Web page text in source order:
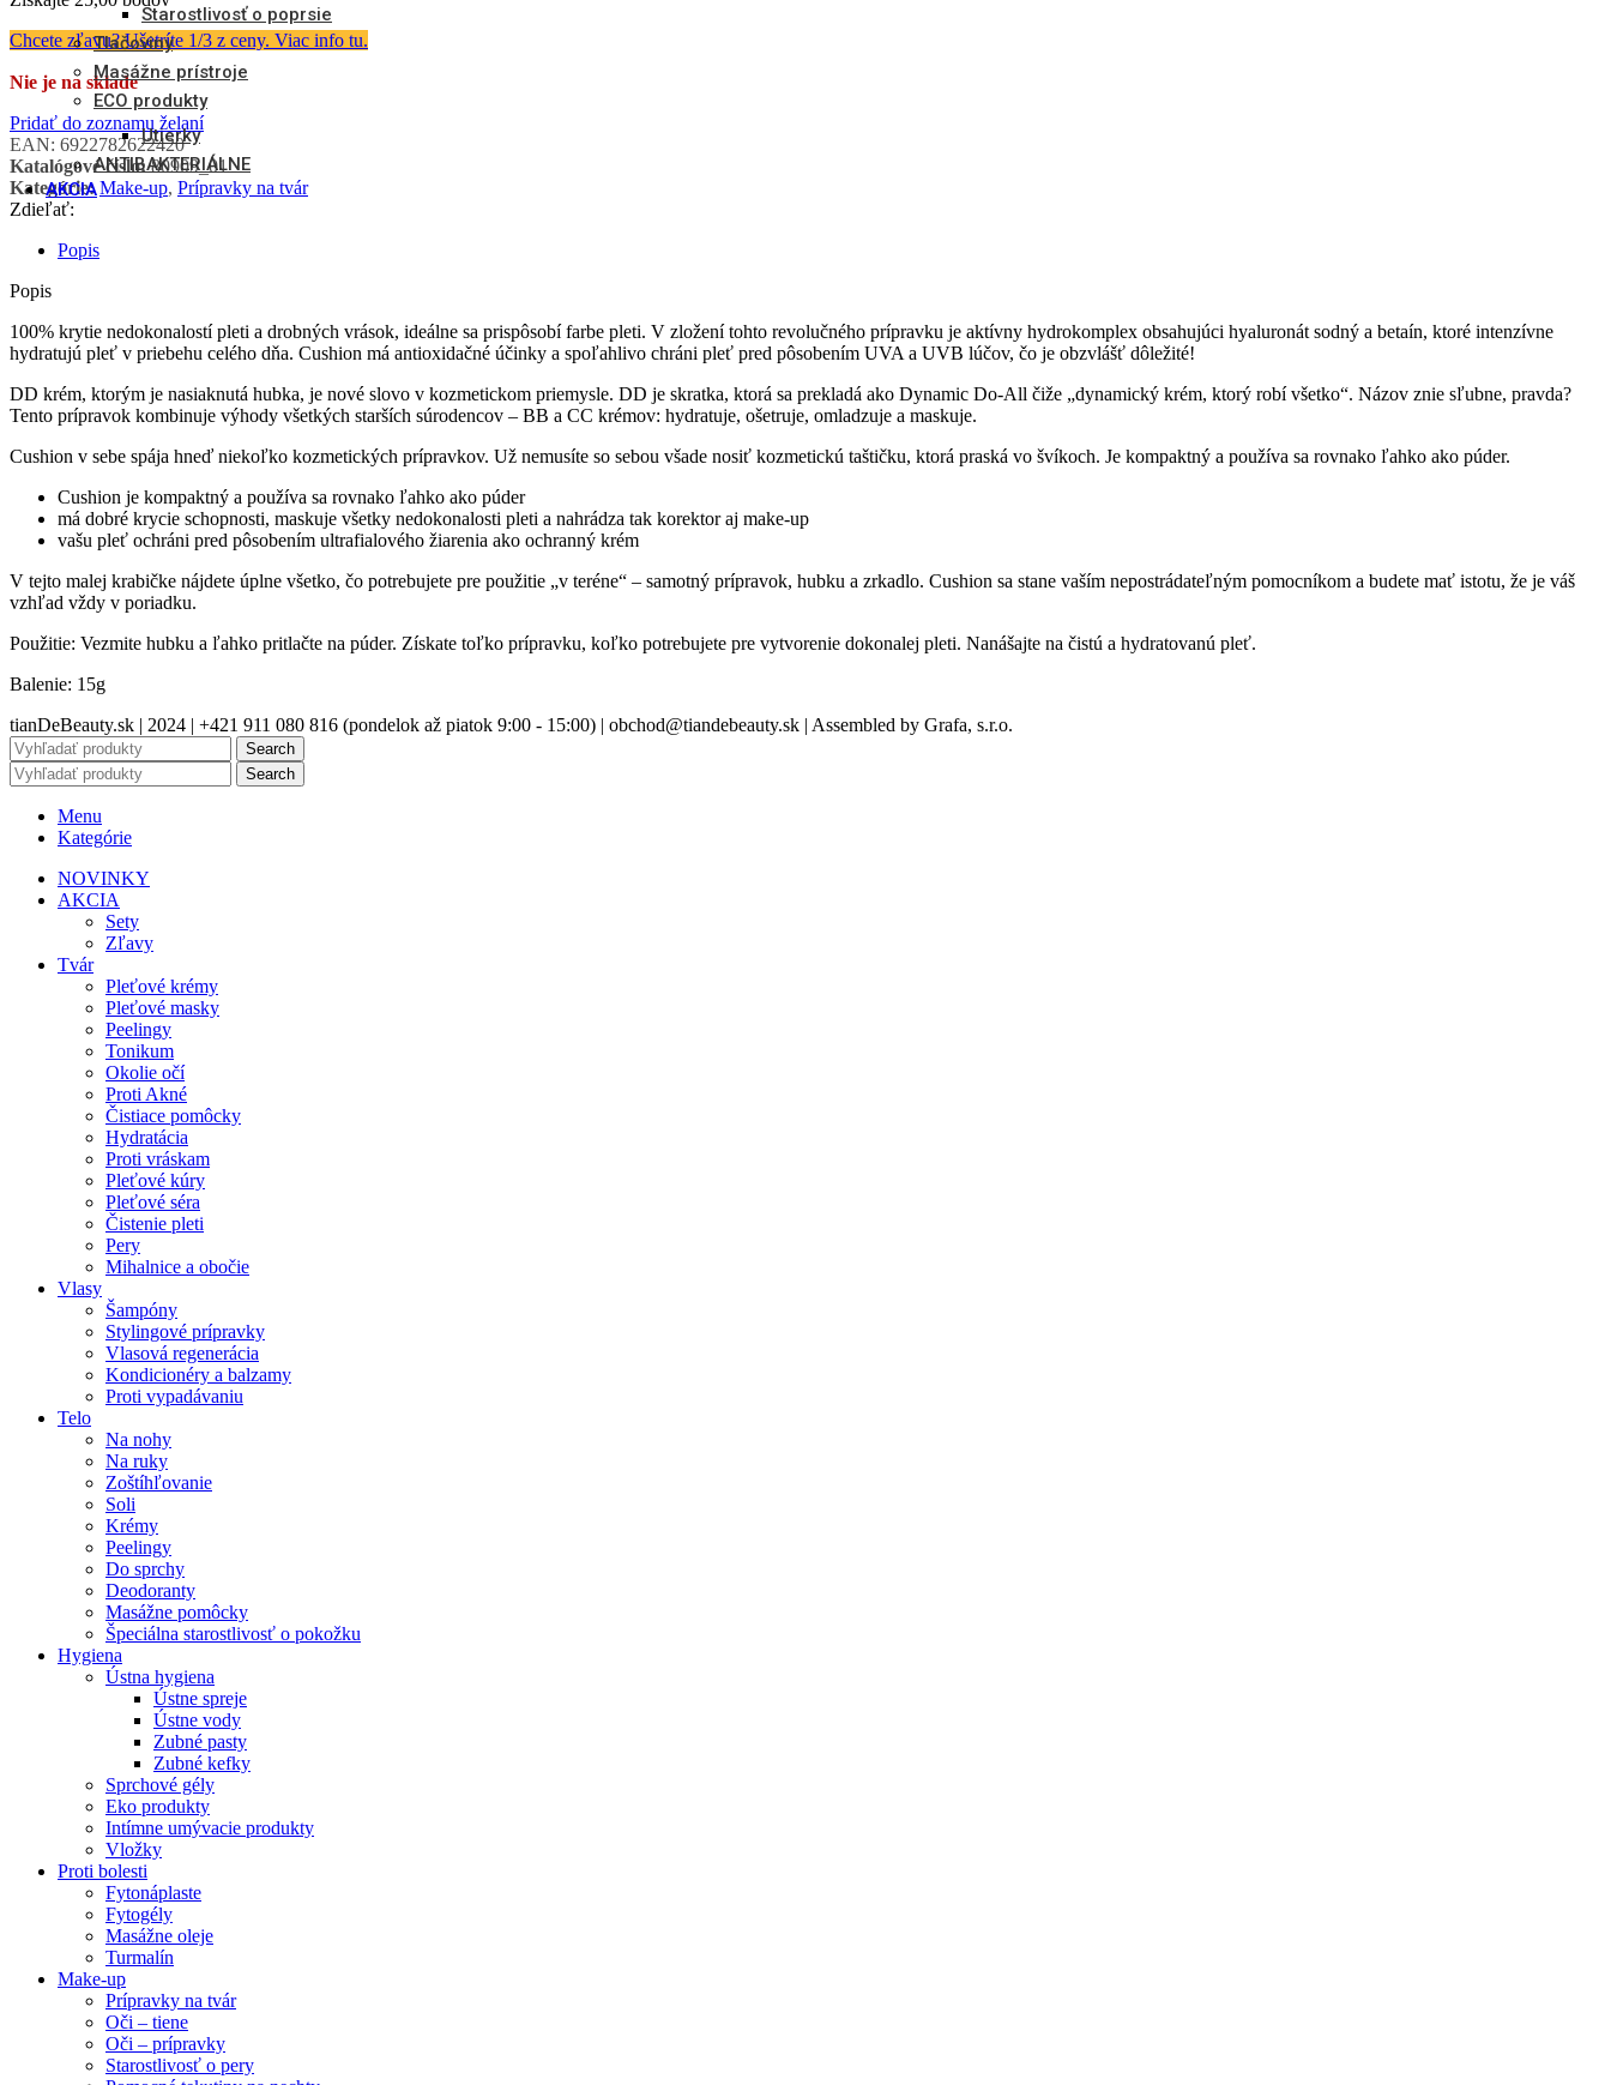
Starostlivosť o poprsie
Tlačoviny
Masážne prístroje
ECO produkty
Utierky
ANTIBAKTERIÁLNE
AKCIA
Chcete zľavu? Ušetríte 1/3 z ceny. Viac info tu.
Nie je na sklade
Pridať do zoznamu želaní
EAN: 6922782622420
Katalógové číslo:80909_01
Kategórie: Make-up, Prípravky na tvár
Zdieľať:
Popis
Popis
100% krytie nedokonalostí pleti a drobných vrások, ideálne sa prispôsobí farbe pleti. V zložení tohto revolučného prípravku je aktívny hydrokomplex obsahujúci hyaluronát sodný a betaín, ktoré intenzívne
hydratujú pleť v priebehu celého dňa. Cushion má antioxidačné účinky a spoľahlivo chráni pleť pred pôsobením UVA a UVB lúčov, čo je obzvlášť dôležité!
DD krém, ktorým je nasiaknutá hubka, je nové slovo v kozmetickom priemysle. DD je skratka, ktorá sa prekladá ako Dynamic Do-All čiže „dynamický krém, ktorý robí všetko“. Názov znie sľubne, pravda?
Tento prípravok kombinuje výhody všetkých starších súrodencov – BB a CC krémov: hydratuje, ošetruje, omladzuje a maskuje.
Cushion v sebe spája hneď niekoľko kozmetických prípravkov. Už nemusíte so sebou všade nosiť kozmetickú taštičku, ktorá praská vo švíkoch. Je kompaktný a používa sa rovnako ľahko ako púder.
Cushion je kompaktný a používa sa rovnako ľahko ako púder
má dobré krycie schopnosti, maskuje všetky nedokonalosti pleti a nahrádza tak korektor aj make-up
vašu pleť ochráni pred pôsobením ultrafialového žiarenia ako ochranný krém
V tejto malej krabičke nájdete úplne všetko, čo potrebujete pre použitie „v teréne“ – samotný prípravok, hubku a zrkadlo. Cushion sa stane vaším nepostrádateľným pomocníkom a budete mať istotu, že je váš
vzhľad vždy v poriadku.
Použitie: Vezmite hubku a ľahko pritlačte na púder. Získate toľko prípravku, koľko potrebujete pre vytvorenie dokonalej pleti. Nanášajte na čistú a hydratovanú pleť.
Balenie: 15g
tianDeBeauty.sk | 2024 | +421 911 080 816 (pondelok až piatok 9:00 - 15:00) | obchod@tiandebeauty.sk | Assembled by Grafa, s.r.o.
Search
Search
Menu
Kategórie
NOVINKY
AKCIA
Sety
Zľavy
Tvár
Pleťové krémy
Pleťové masky
Peelingy
Tonikum
Okolie očí
Proti Akné
Čistiace pomôcky
Hydratácia
Proti vráskam
Pleťové kúry
Pleťové séra
Čistenie pleti
Pery
Mihalnice a obočie
Vlasy
Šampóny
Stylingové prípravky
Vlasová regenerácia
Kondicionéry a balzamy
Proti vypadávaniu
Telo
Na nohy
Na ruky
Zoštíhľovanie
Soli
Krémy
Peelingy
Do sprchy
Deodoranty
Masážne pomôcky
Špeciálna starostlivosť o pokožku
Hygiena
Ústna hygiena
Ústne spreje
Ústne vody
Zubné pasty
Zubné kefky
Sprchové gély
Eko produkty
Intímne umývacie produkty
Vložky
Proti bolesti
Fytonáplaste
Fytogély
Masážne oleje
Turmalín
Make-up
Prípravky na tvár
Oči – tiene
Oči – prípravky
Starostlivosť o pery